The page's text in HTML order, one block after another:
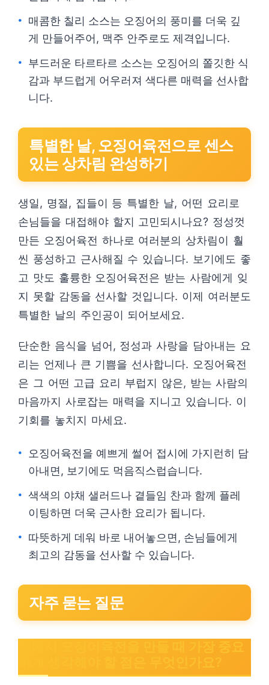
매콤한 칠리 소스는 오징어의 풍미를 더욱 깊
게 만들어주어, 맥주 안주로도 제격입니다.
부드러운 타르타르 소스는 오징어의 쫄깃한 식
감과 부드럽게 어우러져 색다른 매력을 선사합
니다.
특별한 날, 오징어육전으로 센스
있는 상차림 완성하기
생일, 명절, 집들이 등 특별한 날, 어떤 요리로
손님들을 대접해야 할지 고민되시나요? 정성껏
만든 오징어육전 하나로 여러분의 상차림이 훨
씬 풍성하고 근사해질 수 있습니다. 보기에도 좋
고 맛도 훌륭한 오징어육전은 받는 사람에게 잊
지 못할 감동을 선사할 것입니다. 이제 여러분도
특별한 날의 주인공이 되어보세요.
단순한 음식을 넘어, 정성과 사랑을 담아내는 요
리는 언제나 큰 기쁨을 선사합니다. 오징어육전
은 그 어떤 고급 요리 부럽지 않은, 받는 사람의
마음까지 사로잡는 매력을 지니고 있습니다. 이
기회를 놓치지 마세요.
오징어육전을 예쁘게 썰어 접시에 가지런히 담
아내면, 보기에도 먹음직스럽습니다.
색색의 야채 샐러드나 곁들임 찬과 함께 플레
이팅하면 더욱 근사한 요리가 됩니다.
따뜻하게 데워 바로 내어놓으면, 손님들에게
최고의 감동을 선사할 수 있습니다.
자주 묻는 질문